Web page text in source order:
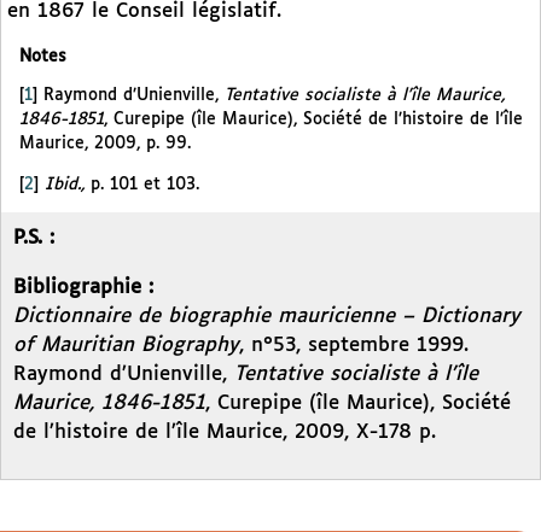
en 1867 le Conseil législatif.
Notes
1 Raymond d’Unienville, Tentative socialiste à l’île Maurice,
1846-1851, Curepipe (île Maurice), Société de l’histoire de l’île
Maurice, 2009, p. 99.
[2] Ibid., p. 101 et 103.
P.S. :
Bibliographie :
Dictionnaire de biographie mauricienne – Dictionary
of Mauritian Biography, n°53, septembre 1999.
Raymond d’Unienville, Tentative socialiste à l’île
Maurice, 1846-1851, Curepipe (île Maurice), Société
de l’histoire de l’île Maurice, 2009, X-178 p.